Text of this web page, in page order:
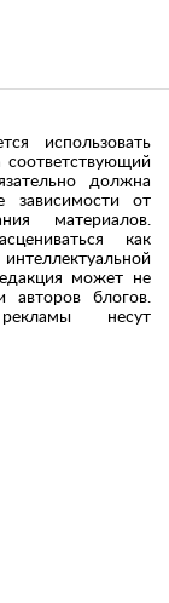
использовать
соответствующий
должна
зависимости от
материалов.
как
может не
авторов блогов.
несут